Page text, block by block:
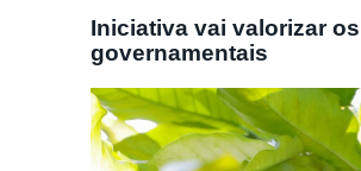
Iniciativa vai valorizar
governamentais